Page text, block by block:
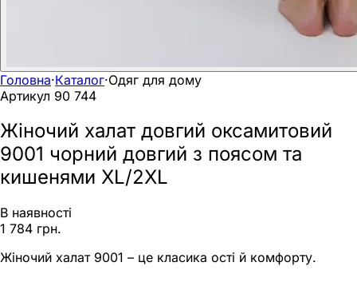
Головна·Каталог·Одяг для дому
Артикул 90 744
Жіночий халат довгий оксамитовий
9001 чорний довгий з поясом та
кишенями XL/2XL
В наявності
1 784 грн.
Жіночий халат 9001 – це класика ості й комфорту.